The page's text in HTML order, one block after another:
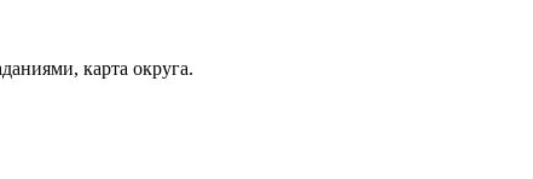
карта округа.